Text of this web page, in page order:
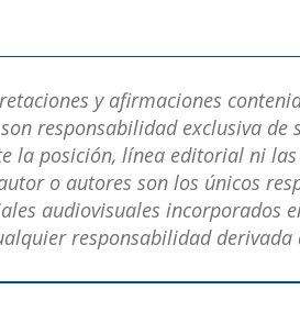
y afirmaciones
responsabilidad exclusiva de
la posición, línea editorial ni
o autores son los únicos
audiovisuales incorporados
responsabilidad